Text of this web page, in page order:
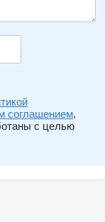
соглашением.
с целью